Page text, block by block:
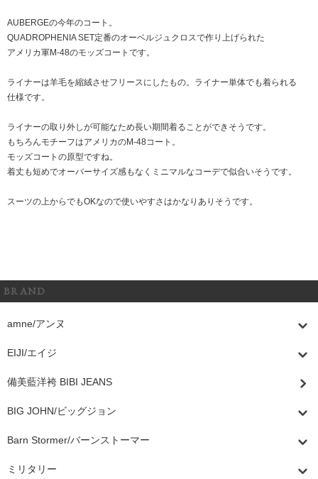
AUBERGEの今年のコート。
QUADROPHENIA SET定番のオーベルジュクロスで作り上げられた
アメリカ軍M-48のモッズコートです。
ライナーは羊毛を縮絨させフリースにしたもの。ライナー単体でも着られる
仕様です。
ライナーの取り外しが可能なため長い期間着ることができそうです。
もちろんモチーフはアメリカのM-48コート。
モッズコートの原型ですね。
着丈も短めでオーバーサイズ感もなくミニマルなコーデで似合いそうです。
スーツの上からでもOKなので使いやすさはかなりありそうです。
BRAND
amne/アンヌ
EIJI/エイジ
備美藍洋袴 BIBI JEANS
BIG JOHN/ビッグジョン
Barn Stormer/バーンストーマー
ミリタリー